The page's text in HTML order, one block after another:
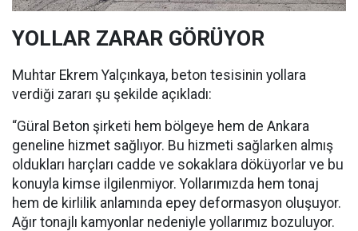
YOLLAR ZARAR GÖRÜYOR
Muhtar Ekrem Yalçınkaya, beton tesisinin yollara
verdiği zararı şu şekilde açıkladı:
“Güral Beton şirketi hem bölgeye hem de Ankara
geneline hizmet sağlıyor. Bu hizmeti sağlarken almış
oldukları harçları cadde ve sokaklara döküyorlar ve bu
konuyla kimse ilgilenmiyor. Yollarımızda hem tonaj
hem de kirlilik anlamında epey deformasyon oluşuyor.
Ağır tonajlı kamyonlar nedeniyle yollarımız bozuluyor.